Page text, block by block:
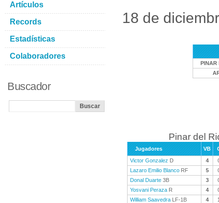
18 de
PINAR
Pinar del
Jugadores VB
Victor Gonzalez D 4
Lazaro Emilio Blanco RF 5
Donal Duarte 3B 3
Yosvani Peraza R 4
William Saavedra LF-1B 4
Artículos
Records
Estadísticas
Colaboradores
Buscador